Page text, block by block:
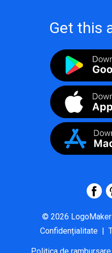
Get this
© 2026 LogoMaker
Confidențialitate |